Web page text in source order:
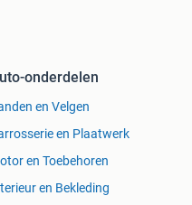
onderdelen
en Velgen
en Plaatwerk
en Toebehoren
en Bekleding